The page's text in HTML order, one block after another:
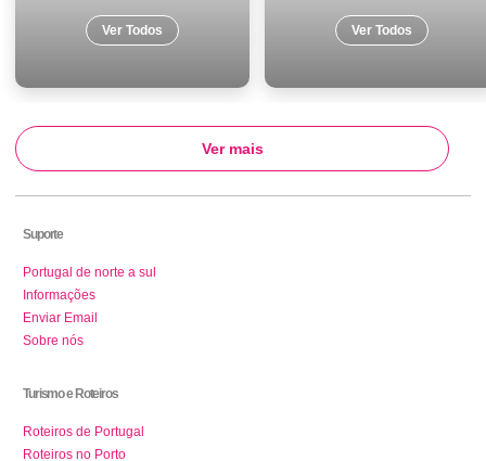
Ver Todos Ver Todos
Ver mais
Suporte
Portugal de norte a sul
Informações
Enviar Email
Sobre nós
Turismo e Roteiros
Roteiros de Portugal
Roteiros no Porto